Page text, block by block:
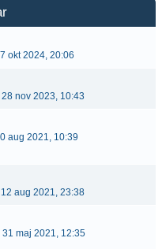
okt 2024, 20:06
28 nov 2023, 10:43
aug 2021, 10:39
aug 2021, 23:38
31 maj 2021, 12:35